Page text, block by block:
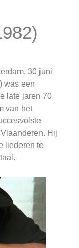
30 juni
was een
late jaren 70
van het
Hij
liederen te